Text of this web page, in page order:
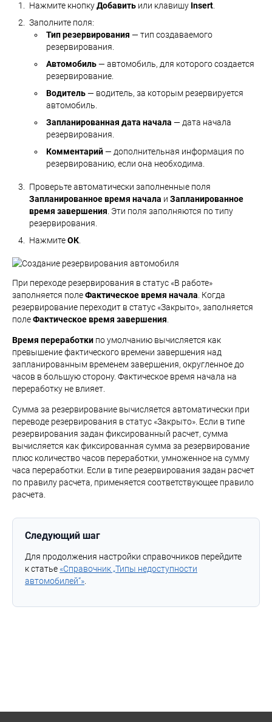
Нажмите кнопкуДобавить или клавишу Insert
Заполните поля:
Тип резервирования — тип создаваемого
резервирования.
Автомобиль— автомобиль, для которого создается
резервирование.
Водитель— водитель, за которым резервируется
автомобиль.
Запланированная дата начала — дата начала
резервирования.
Комментарий— дополнительная информация по
резервированию, если она необходима.
Проверьте автоматически заполненные поля
Запланированное время начала и Запланированное
время завершения . Эти поля заполняются по типу
резервирования.
НажмитеОК
При переходе резервирования в статус «В работе»
заполняется полеФактическое время начала . Когда
резервирование переходит в статус «Закрыто», заполняется
полеФактическое время завершения
Время переработки по умолчанию вычисляется как
превышение фактического времени завершения над
запланированным временем завершения, округленное до
часов в большую сторону. Фактическое время начала на
переработку не влияет.
Сумма за резервирование вычисляется автоматически при
переводе резервирования в статус «Закрыто». Если в типе
резервирования задан фиксированный расчет, сумма
вычисляется как фиксированная сумма за резервирование
плюс количество часов переработки, умноженное на сумму
часа переработки. Если в типе резервирования задан расчет
по правилу расчета, применяется соответствующее правило
расчета.
Следующий шаг
Для продолжения настройки справочников перейдите
к статье «Справочник „Типы недоступности
автомобилей“»